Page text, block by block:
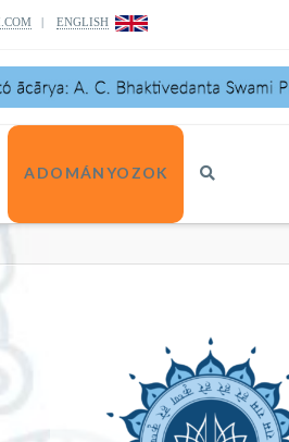
| ENGLISH
ADOMÁNYOZOK